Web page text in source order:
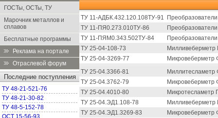
ГОСТы, ОСТы, ТУ
Марочник металлов и
сплавов
Бесплатные программы
Реклама на портале
Отраслевой форум
Последние поступления
ТУ 48-21-521-76
ТУ 48-21-30-82
ТУ 48-5-152-78
ОСТ 15-56-93
ТУ 11-АДБК.432.120.108ТУ-91
ТУ 11-ПЯ0.273.010ТУ-86
ТУ 11-ПЯМ0.343.502ТУ-84
ТУ 25-04-108-73
Милливеберметр
ТУ 25-04-3269-77
Микровеберметр
ТУ 25-04.3366-81
Миллитесламетр
ТУ 25-04.3762-79
Микровеберметр
ТУ 25-04.4010-80
Микротесламетр
ТУ 25-04.ЭД1.108-78
Милливеберметр
ТУ 25-04.ЭД1.3269-83
Микровеберметр